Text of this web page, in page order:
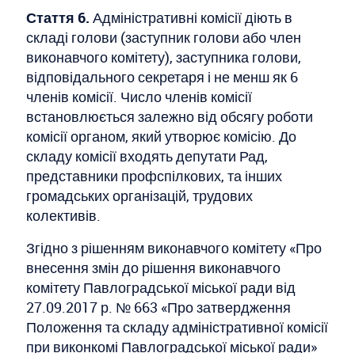
Стаття 6. Адміністративні комісії діють в
складі голови (заступник голови або член
виконавчого комітету), заступника голови,
відповідального секретаря і не менш як 6
членів комісії. Число членів комісії
встановлюється залежно від обсягу роботи
комісії органом, який утворює комісію. До
складу комісії входять депутати Рад,
представники профспілкових, та інших
громадських організацій, трудових
колективів.
Згідно з рішенням виконавчого комітету «Про
внесення змін до рішення виконавчого
комітету Павлоградської міської ради від
27.09.2017 р. № 663 «Про затвердження
Положення та складу адміністративної комісії
при виконкомі Павлоградської міської ради»